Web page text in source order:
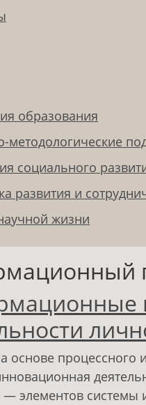
образования
методологические
социального
развития и
жизни
основе процессного
— элементов